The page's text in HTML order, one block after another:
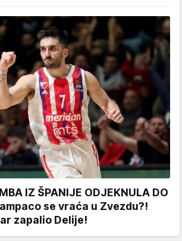
IZ ŠPANIJE ODJEKNULA DO
se vraća u Zvezdu?!
zapalio Delije!